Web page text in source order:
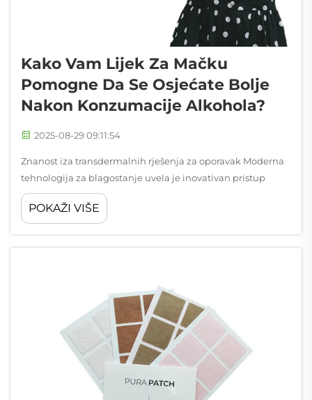
Kako Vam Lijek Za Mačku
Pomogne Da Se Osjećate Bolje
Nakon Konzumacije Alkohola?
2025-08-29 09:11:54
Znanost iza transdermalnih rješenja za oporavak Moderna
tehnologija za blagostanje uvela je inovativan pristup
upravljanju posljedicama alkohola putem specijaliziranih
pflastera za mačku. Ove diskretne ljepljive pločice
POKAŽI VIŠE